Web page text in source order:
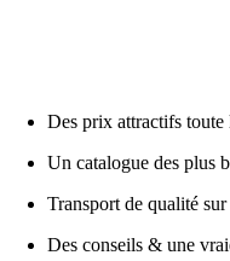
Des prix attractifs toute
Un catalogue des plus
Transport de qualité
Des conseils & une